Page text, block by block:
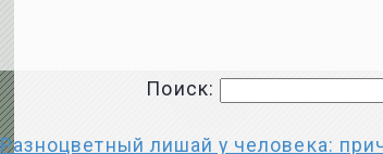
Поиск:
Разноцветный лишай у человека: